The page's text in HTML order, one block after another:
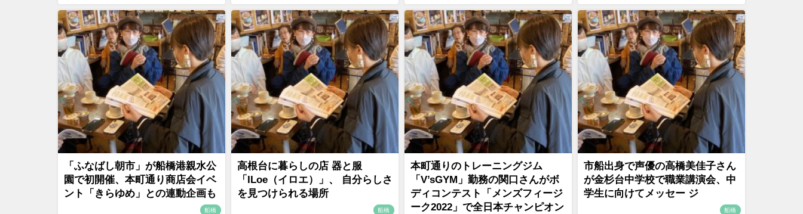
「ふなばし朝市」が船橋港親水公
園で初開催、本町通り商店会イベ
ント「きらゆめ」との連動企画も
船橋
高根台に暮らしの店 器と服
「ILoe（イロエ）」、 自分らしさ
を見つけられる場所
船橋
本町通りのトレーニングジム
「V’sGYM」勤務の関口さんがボ
ディコンテスト「メンズフィージ
ーク2022」で全日本チャンピオン
市船出身で声優の高橋美佳子さん
が金杉台中学校で職業講演会、中
学生に向けてメッセー ジ
船橋